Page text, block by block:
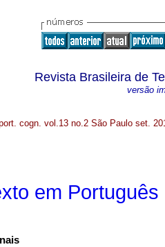
Revista Brasileira de
versão
cogn. vol.13 no.2 São Paulo set.
em Português